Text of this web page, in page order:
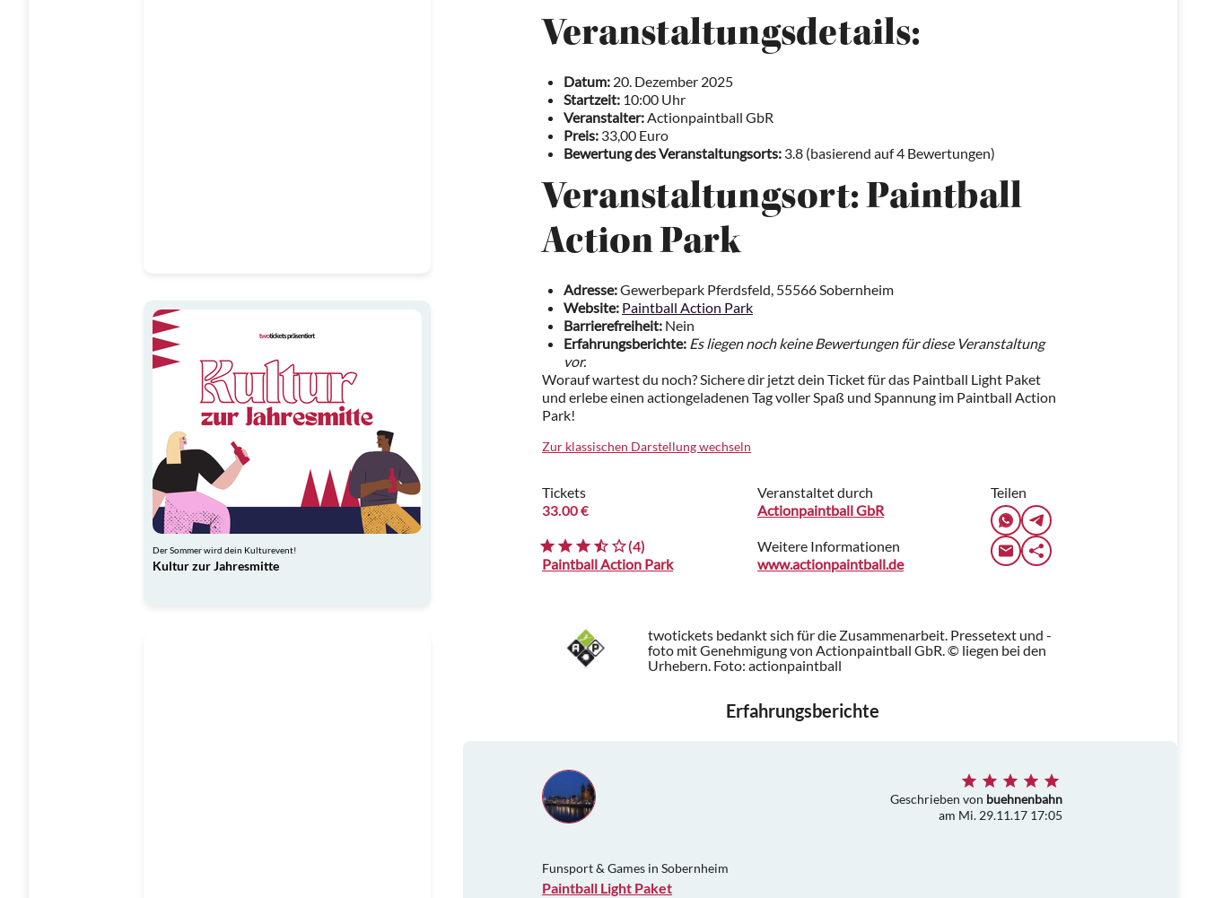
Der Sommer wird dein Kulturevent!
Kultur zur Jahresmitte
Veranstaltungsdetails:
Datum: 20. Dezember 2025
Startzeit: 10:00 Uhr
Veranstalter:Actionpaintball GbR
Preis: 33,00 Euro
Bewertung des Veranstaltungsorts: 3.8 (basierend auf 4 Bewertungen)
Veranstaltungsort: Paintball
Action Park
Adresse:Gewerbepark Pferdsfeld, 55566 Sobernheim
Website: Paintball Action Park
Barrierefreiheit: Nein
Erfahrungsberichte: Es liegen noch keine Bewertungen für diese Veranstaltung
vor.
Worauf wartest du noch? Sichere dir jetzt dein Ticket für das Paintball Light Paket
und erlebe einen actiongeladenen Tag voller Spaß und Spannung im Paintball Action
Park!
Zur klassischen Darstellung wechseln
Tickets
33.00 €
(4)
Paintball Action Park
Veranstaltet durch
Actionpaintball GbR
Weitere Informationen
www.actionpaintball.de
Teilen
twotickets bedankt sich für die Zusammenarbeit. Pressetext und -
foto mit Genehmigung von Actionpaintball GbR. © liegen bei den
Urhebern. Foto: actionpaintball
Erfahrungsberichte
Geschrieben von buehnenbahn
am Mi. 29.11.17 17:05
Funsport & Games in Sobernheim
Paintball Light Paket